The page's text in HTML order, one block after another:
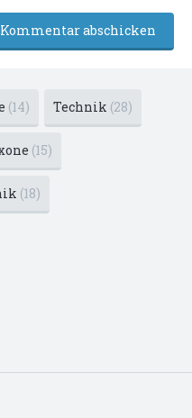
(14) Technik (28)
(15)
(18)